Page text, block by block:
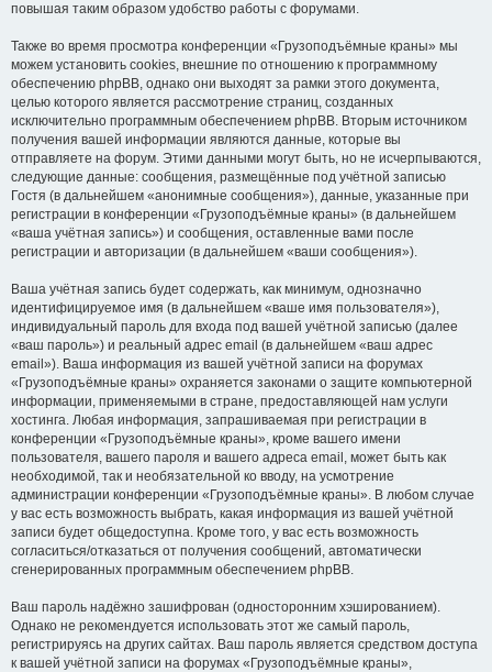
повышая таким образом удобство работы с форумами.
Также во время просмотра конференции «Грузоподъёмные краны» мы
можем установить cookies, внешние по отношению к программному
обеспечению phpBB, однако они выходят за рамки этого документа,
целью которого является рассмотрение страниц, созданных
исключительно программным обеспечением phpBB. Вторым источником
получения вашей информации являются данные, которые вы
отправляете на форум. Этими данными могут быть, но не исчерпываются,
следующие данные: сообщения, размещённые под учётной записью
Гостя (в дальнейшем «анонимные сообщения»), данные, указанные при
регистрации в конференции «Грузоподъёмные краны» (в дальнейшем
«ваша учётная запись») и сообщения, оставленные вами после
регистрации и авторизации (в дальнейшем «ваши сообщения»).
Ваша учётная запись будет содержать, как минимум, однозначно
идентифицируемое имя (в дальнейшем «ваше имя пользователя»),
индивидуальный пароль для входа под вашей учётной записью (далее
«ваш пароль») и реальный адрес email (в дальнейшем «ваш адрес
email»). Ваша информация из вашей учётной записи на форумах
«Грузоподъёмные краны» охраняется законами о защите компьютерной
информации, применяемыми в стране, предоставляющей нам услуги
хостинга. Любая информация, запрашиваемая при регистрации в
конференции «Грузоподъёмные краны», кроме вашего имени
пользователя, вашего пароля и вашего адреса email, может быть как
необходимой, так и необязательной ко вводу, на усмотрение
администрации конференции «Грузоподъёмные краны». В любом случае
у вас есть возможность выбрать, какая информация из вашей учётной
записи будет общедоступна. Кроме того, у вас есть возможность
согласиться/отказаться от получения сообщений, автоматически
сгенерированных программным обеспечением phpBB.
Ваш пароль надёжно зашифрован (односторонним хэшированием).
Однако не рекомендуется использовать этот же самый пароль,
регистрируясь на других сайтах. Ваш пароль является средством доступа
к вашей учётной записи на форумах «Грузоподъёмные краны»,